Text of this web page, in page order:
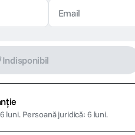
Indisponibil
luni. Persoană juridică: 6 luni.